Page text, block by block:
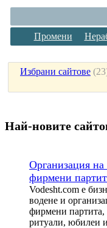
Промени
Избрани сайтове (23
Най-новите
Организация
фирмени
Vodesht.com е
водене и
фирмени партита,
ритуали, юбилеи